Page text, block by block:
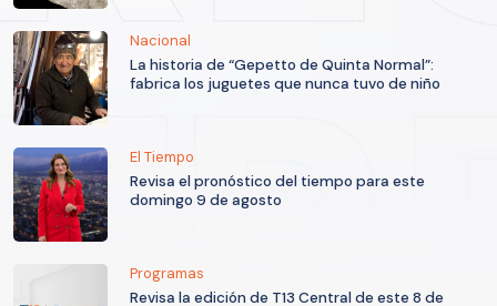
Nacional
La historia de “Gepetto de Quinta Normal”:
fabrica los juguetes que nunca tuvo de niño
El Tiempo
Revisa el pronóstico del tiempo para este
domingo 9 de agosto
Programas
Revisa la edición de T13 Central de este 8 de